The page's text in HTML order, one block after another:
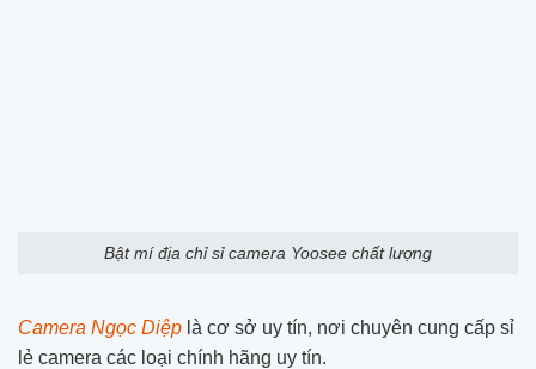
Bật mí địa chỉ sỉ camera Yoosee chất lượng
Camera Ngọc Diệp là cơ sở uy tín, nơi chuyên cung cấp sỉ
lẻ camera các loại chính hãng uy tín.